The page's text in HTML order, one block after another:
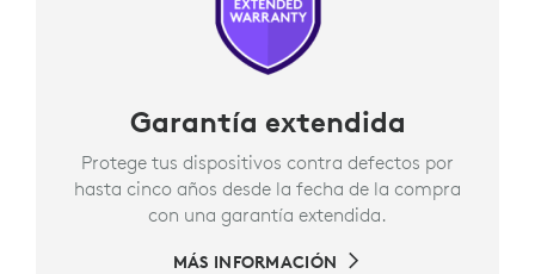
Garantía extendida
Protege tus dispositivos contra defectos por
hasta cinco años desde la fecha de la compra
con una garantía extendida.
MÁS INFORMACIÓN